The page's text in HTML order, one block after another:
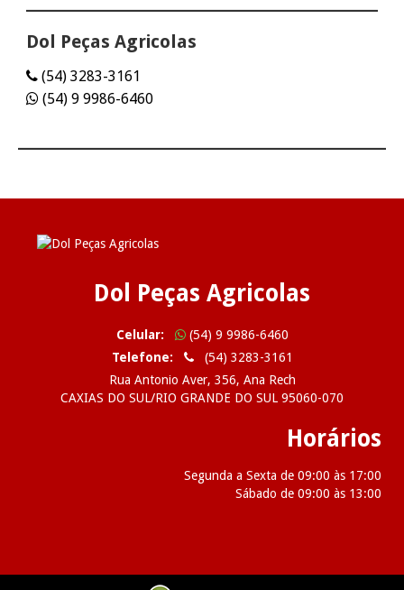
Dol Peças Agricolas
(54) 3283-3161
(54) 9 9986-6460
Dol Peças Agricolas
Celular:
(54) 9 9986-6460
Telefone:
(54) 3283-3161
Rua Antonio Aver, 356, Ana Rech
CAXIAS DO SUL/RIO GRANDE DO SUL 95060-070
Horários
Segunda a Sexta de 09:00 às 17:00
Sábado de 09:00 às 13:00